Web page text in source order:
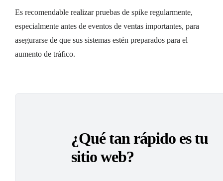
Es recomendable realizar pruebas de spike regularmente,
especialmente antes de eventos de ventas importantes, para
asegurarse de que sus sistemas estén preparados para el
aumento de tráfico.
¿Qué tan rápido es tu
sitio web?